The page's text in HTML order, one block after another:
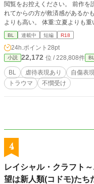
閲覧をお控えください。 前作を
れてからの方が救済感があるかもしれません。 攻め 俺:
よりも高い。 体重:立夏よりも重い。 受け 牧村立夏:高校一年生。 身
体重:52kg
BL 連載中 短編 R18
24h.ポイント 28pt
小説 22,172 位 / 228,808件 BL
BL 虐待表現あり 自傷表
トラウマ
不憫受け
4
レイシャル・クラフト
望は新人類(コドモ)たち